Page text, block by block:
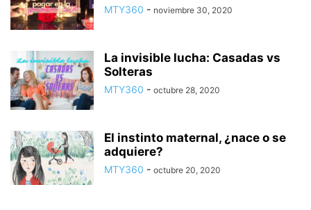
MTY360 - noviembre 30, 2020
La invisible lucha: Casadas vs
Solteras
MTY360 - octubre 28, 2020
El instinto maternal, ¿nace o se
adquiere?
MTY360 - octubre 20, 2020